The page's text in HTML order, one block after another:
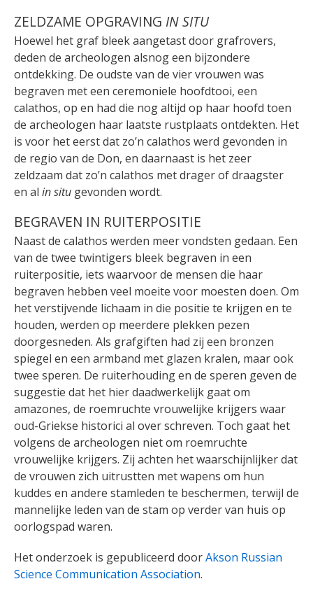
ZELDZAME OPGRAVING IN SITU
Hoewel het graf bleek aangetast door grafrovers,
deden de archeologen alsnog een bijzondere
ontdekking. De oudste van de vier vrouwen was
begraven met een ceremoniele hoofdtooi, een
calathos, op en had die nog altijd op haar hoofd toen
de archeologen haar laatste rustplaats ontdekten. Het
is voor het eerst dat zo’n calathos werd gevonden in
de regio van de Don, en daarnaast is het zeer
zeldzaam dat zo’n calathos met drager of draagster
en al in situ gevonden wordt.
BEGRAVEN IN RUITERPOSITIE
Naast de calathos werden meer vondsten gedaan. Een
van de twee twintigers bleek begraven in een
ruiterpositie, iets waarvoor de mensen die haar
begraven hebben veel moeite voor moesten doen. Om
het verstijvende lichaam in die positie te krijgen en te
houden, werden op meerdere plekken pezen
doorgesneden. Als grafgiften had zij een bronzen
spiegel en een armband met glazen kralen, maar ook
twee speren. De ruiterhouding en de speren geven de
suggestie dat het hier daadwerkelijk gaat om
amazones, de roemruchte vrouwelijke krijgers waar
oud-Griekse historici al over schreven. Toch gaat het
volgens de archeologen niet om roemruchte
vrouwelijke krijgers. Zij achten het waarschijnlijker dat
de vrouwen zich uitrustten met wapens om hun
kuddes en andere stamleden te beschermen, terwijl de
mannelijke leden van de stam op verder van huis op
oorlogspad waren.
Het onderzoek is gepubliceerd doorAkson Russian
Science Communication Association.